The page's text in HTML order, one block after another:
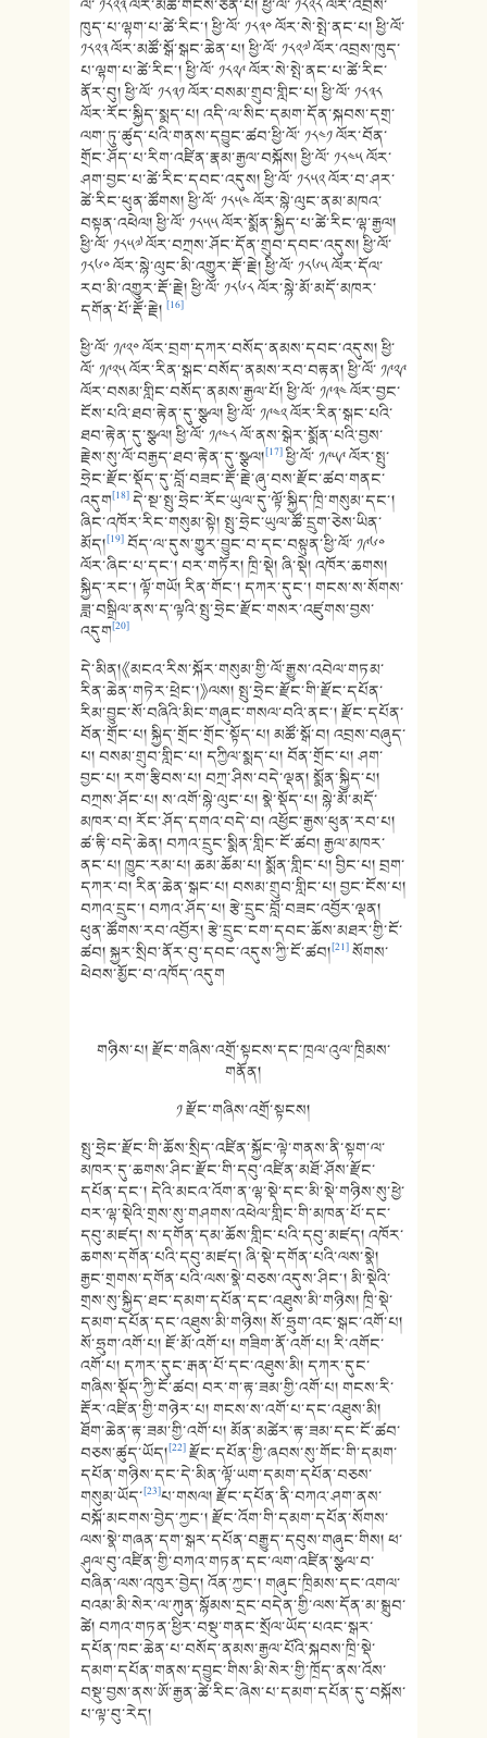
ལོ་ ༡༨༢༣ ལོར་མཚོ་གངས་ཅན་པ། ཕྱི་ལོ་ ༡༨༢༨ ལོར་འབྲས་
ཁུད་པ་ལྷག་པ་ཚེ་རིང་། ཕྱི་ལོ་ ༡༨༣༠ ལོར་སེ་སྤེ་ནང་པ། ཕྱི་ལོ་
༡༨༢༣ ལོར་མཚོ་སྒོ་སྒང་ཆེན་པ། ཕྱི་ལོ་ ༡༨༢༧ ལོར་འབྲས་ཁུད་
པ་ལྷག་པ་ཚེ་རིང་། ཕྱི་ལོ་ ༡༨༢༩ ལོར་སེ་སྤེ་ནང་པ་ཚེ་རིང་
ནོར་བུ། ཕྱི་ལོ་ ༡༨༣༡ ལོར་བསམ་གྲུབ་གླིང་པ། ཕྱི་ལོ་ ༡༨༣༨
ལོར་རོང་སྐྱིད་སྨད་པ། འདི་ལ་སིང་དམག་དོན་སྐབས་དགྲ་
ལག་ཏུ་ཚུད་པའི་གནས་དབྱུང་ཚབ་ཕྱི་ལོ་ ༡༨༤༡ ལོར་བོན་
གྲོང་ཤོད་པ་རིག་འཛིན་རྣམ་རྒྱལ་བསྐོས། ཕྱི་ལོ་ ༡༨༤༥ ལོར་
ཤག་བྱང་པ་ཚེ་རིང་དབང་འདུས། ཕྱི་ལོ་ ༡༨༥༢ ལོར་བ་ཤར་
ཚེ་རིང་ཕུན་ཚོགས། ཕྱི་ལོ་ ༡༨༥༤ ལོར་སྙེ་ལུང་ནམ་མཁའ་
བསྟན་འཕེལ། ཕྱི་ལོ་ ༡༨༥༥ ལོར་སྨོན་སྐྱིད་པ་ཚེ་རིང་ལྷ་རྒྱལ།
ཕྱི་ལོ་ ༡༨༥༧ ལོར་བཀྲས་ཤོང་དོན་གྲུབ་དབང་འདུས། ཕྱི་ལོ་
༡༨༦༠ ལོར་སྙེ་ལུང་མི་འགྱུར་རྡོ་རྗེ། ཕྱི་ལོ་ ༡༨༦༥ ལོར་དོལ་
རབ་མི་འགྱུར་རྡོ་རྗེ། ཕྱི་ལོ་ ༡༨༦༨ ལོར་སྙེ་མོ་མདོ་མཁར་
དགོན་པོ་རྡོ་རྗེ། [16]
ཕྱི་ལོ་ ༡༩༢༠ ལོར་བྲག་དཀར་བསོད་ནམས་དབང་འདུས། ཕྱི་
ལོ་ ༡༩༢༥ ལོར་རིན་སྒང་བསོད་ནམས་རབ་བརྟན། ཕྱི་ལོ་ ༡༩༢༩
ལོར་བསམ་གླིང་བསོད་ནམས་རྒྱལ་པོ། ཕྱི་ལོ་ ༡༩༣༤ ལོར་བྱང་
ངོས་པའི་ཐབ་རྟེན་དུ་སྩལ། ཕྱི་ལོ་ ༡༩༤༢ ལོར་རིན་སྒང་པའི་
ཐབ་རྟེན་དུ་སྩལ། ཕྱི་ལོ་ ༡༩༤༨ ལོ་ནས་སྒེར་སྨོན་པའི་བྱས་
རྗེས་སུ་ལོ་བརྒྱད་ཐབ་རྟེན་དུ་སྩལ།[17]ཕྱི་ལོ་ ༡༩༥༩ ལོར་སྤུ་
ཧྲེང་རྫོང་སྡོད་དུ་བློ་བཟང་རྡོ་རྗེ་ཞུ་བས་རྫོང་ཚབ་གནང་
འདུག[18]དེ་སྔ་སྤུ་ཧྲེང་རོང་ཡུལ་དུ་ལྟོ་སྐྱིད་ཁྲི་གསུམ་དང་།
ཞིང་འཁོར་རིང་གསུམ་སྟེ། སྤུ་ཧྲེང་ཡུལ་ཚོ་དྲུག་ཅེས་ཡིན་
མོད།[19]བོད་ལ་དུས་གྱུར་བྱུང་བ་དང་བསྟུན་ཕྱི་ལོ་ ༡༩༦༠
ལོར་ཞིང་པ་དང་། བར་གཏོར། ཁྲི་སྡེ། ཞི་སྡེ། འཁོར་ཆགས།
སྐྱིད་རང་། ལྟོ་གཡོ། རིན་གོང་། དཀར་དུང་། གངས་ས་སོགས་
ཟླ་བསྒྲིལ་ནས་ད་ལྟའི་སྤུ་ཧྲེང་རྫོང་གསར་འཛུགས་བྱས་
འདུག[20]
དེ་མིན།《མངའ་རིས་སྐོར་གསུམ་གྱི་ལོ་རྒྱུས་འབེལ་གཏམ་
རིན་ཆེན་གཏེར་ཕྲེང་།》ལས། སྤུ་ཧྲེང་རྫོང་གི་རྫོང་དཔོན་
རིམ་བྱུང་སོ་བཞིའི་མིང་གཞུང་གསལ་བའི་ནང་། རྫོང་དཔོན་
བོན་གྲོང་པ། སྐྱིད་གྲོང་གྲོང་སྟོད་པ། མཚོ་སྒོ་བ། འབྲས་བཞུད་
པ། བསམ་གྲུབ་གླིང་པ། དཀྱིལ་སྨད་པ། བོན་གྲོང་པ། ཤག་
བྱང་པ། རག་རྩིབས་པ། བཀྲ་ཤིས་བདེ་ལྡན། སྨོན་སྐྱིད་པ།
བཀྲས་ཤོང་པ། ས་འགོ་སྙེ་ལུང་པ། སྣེ་སྡོད་པ། སྙེ་མོ་མདོ་
མཁར་བ། རོང་ཤོད་དགའ་བདེ་བ། འཕྱོང་རྒྱས་ཕུན་རབ་པ།
ཚ་རྟི་བདེ་ཆེན། བཀའ་དྲུང་སྨིན་གླིང་ངོ་ཚབ། རྒྱལ་མཁར་
ནང་པ། ཁྱུང་རམ་པ། ཆམ་ཆོམ་པ། སྨོན་གླིང་པ། བྱིང་པ། བྲག་
དཀར་བ། རིན་ཆེན་སྒང་པ། བསམ་གྲུབ་གླིང་པ། བྱང་ངོས་པ།
བཀའ་དྲུང་། བཀའ་ཤོད་པ། རྩེ་དྲུང་བློ་བཟང་འབྱོར་ལྡན།
ཕུན་ཚོགས་རབ་འབྱོར། རྩེ་དྲུང་ངག་དབང་ཆོས་མཐར་གྱི་ངོ་
ཚབ། སྐྱར་སྲིབ་ནོར་བུ་དབང་འདུས་ཀྱི་ངོ་ཚབ།[21]སོགས་
ཕེབས་མྱོང་བ་འཁོད་འདུག
གཉིས་པ། རྫོང་གཞིས་འགྲོ་སྟངས་དང་ཁྲལ་འུལ་ཁྲིམས་
གནོན།
༡ རྫོང་གཞིས་འགྲོ་སྟངས།
སྤུ་ཧྲེང་རྫོང་གི་ཆོས་སྲིད་འཛིན་སྐྱོང་ལྟེ་གནས་ནི་སྟག་ལ་
མཁར་དུ་ཆགས་ཤིང་རྫོང་གི་དབུ་འཛིན་མཐོ་ཤོས་རྫོང་
དཔོན་དང་། དེའི་མངའ་འོག་ན་ལྷ་སྡེ་དང་མི་སྡེ་གཉིས་སུ་ཕྱེ་
བར་ལྷ་སྡེའི་གྲས་སུ་གཤགས་འཕེལ་གླིང་གི་མཁན་པོ་དང་
དབུ་མཛད། ས་དགོན་དམ་ཆོས་གླིང་པའི་དབུ་མཛད། འཁོར་
ཆགས་དགོན་པའི་དབུ་མཛད། ཞི་སྡེ་དགོན་པའི་ལས་སྣེ།
རྒྱང་གྲགས་དགོན་པའི་ལས་སྣེ་བཅས་འདུས་ཤིང་། མི་སྡེའི་
གྲས་སུ་སྐྱིད་ཐང་དམག་དཔོན་དང་འཐུས་མི་གཉིས། ཁྲི་སྡེ་
དམག་དཔོན་དང་འཐུས་མི་གཉིས། སོ་ཧྲུག་འང་སྒང་འགོ་པ།
སོ་ཧྲུག་འགོ་པ། ཇོ་མོ་འགོ་པ། གཟིག་ནོ་འགོ་པ། རི་འགོང་
འགོ་པ། དཀར་དུང་རྒན་པོ་དང་འཐུས་མི། དཀར་དུང་
གཞིས་སྡོད་ཀྱི་ངོ་ཚབ། བར་ག་རྟ་ཟམ་གྱི་འགོ་པ། གངས་རི་
རྡོར་འཛིན་གྱི་གཉེར་པ། གངས་ས་འགོ་པ་དང་འཐུས་མི།
ཐོག་ཆེན་རྟ་ཟམ་གྱི་འགོ་པ། མོན་མཚེར་རྟ་ཟམ་དང་ངོ་ཚབ་
བཅས་ཚུད་ཡོད།[22]རྫོང་དཔོན་གྱི་ཞབས་སུ་གོང་གི་དམག་
དཔོན་གཉིས་དང་དེ་མིན་ལྟོ་ཡག་དམག་དཔོན་བཅས་
གསུམ་ཡོད་[23]པ་གསལ། རྫོང་དཔོན་ནི་བཀའ་ཤག་ནས་
བསྐོ་མངགས་བྱེད་ཀྱང་། རྫོང་འོག་གི་དམག་དཔོན་སོགས་
ལས་སྣེ་གཞན་དག་སྒར་དཔོན་བརྒྱུད་དབུས་གཞུང་གིས། ཕ་
ཤུལ་བུ་འཛིན་གྱི་བཀའ་གཏན་དང་ལག་འཛིན་སྩལ་བ་
བཞིན་ལས་འཁུར་བྱེད། འོན་ཀྱང་། གཞུང་ཁྲིམས་དང་འགལ་
བའམ་མི་སེར་ལ་ཀུན་སྙོམས་དྲང་བདེན་གྱི་ལས་དོན་མ་སྒྲུབ་
ཚེ། བཀའ་གཏན་ཕྱིར་བསྡུ་གནང་སྲོལ་ཡོད་པའང་སྒར་
དཔོན་ཁང་ཆེན་པ་བསོད་ནམས་རྒྱལ་པོའི་སྐབས་ཁྲི་སྡེ་
དམག་དཔོན་གནས་དབྱུང་གིས་མི་སེར་གྱི་ཁྲོད་ནས་འོས་
བསྡུ་བྱས་ནས་ཨོ་རྒྱན་ཚེ་རིང་ཞེས་པ་དམག་དཔོན་དུ་བསྐོས་
པ་ལྟ་བུ་རེད།